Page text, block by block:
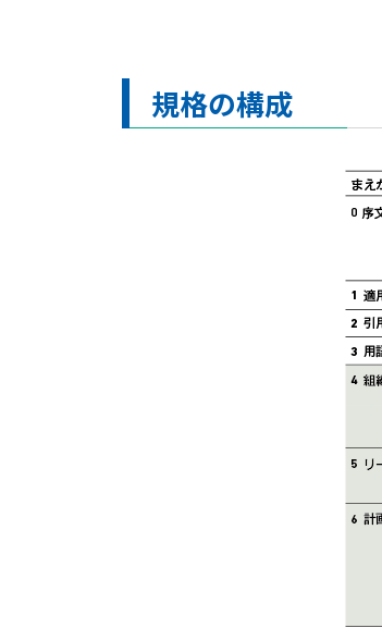
規格の構成